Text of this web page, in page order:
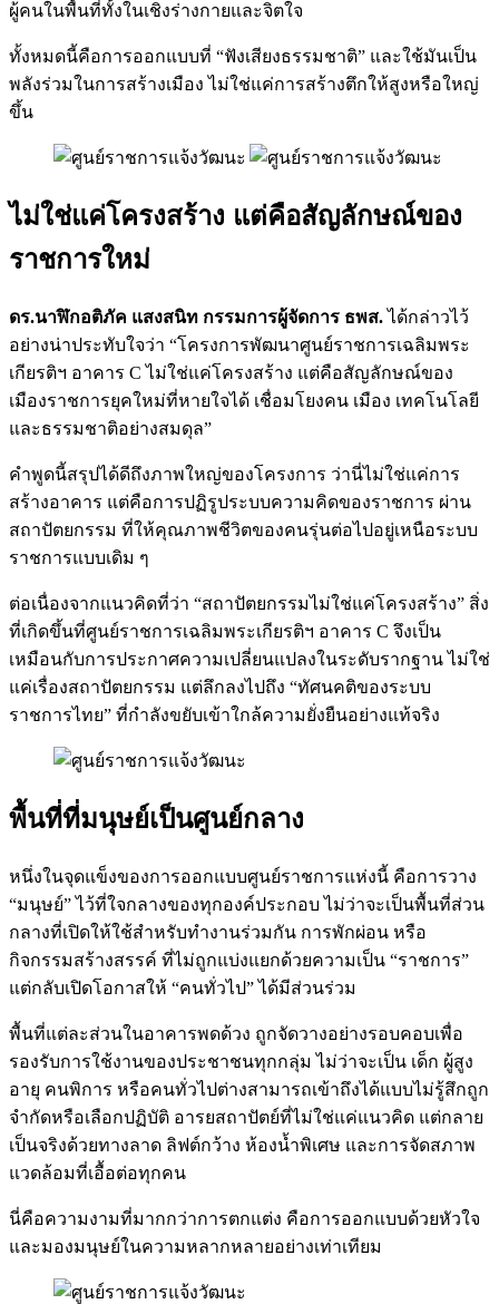
ผู้คนในพื้นที่ทั้งในเชิงร่างกายและจิตใจ
ทั้งหมดนี้คือการออกแบบที่ “ฟังเสียงธรรมชาติ” และใช้มันเป็น
พลังร่วมในการสร้างเมือง ไม่ใช่แค่การสร้างตึกให้สูงหรือใหญ่
ขึ้น
ไม่ใช่แค่โครงสร้าง แต่คือสัญลักษณ์ของ
ราชการใหม่
ดร.นาฬิกอติภัค แสงสนิท กรรมการผู้จัดการ ธพส.ได้กล่าวไว้
อย่างน่าประทับใจว่า “โครงการพัฒนาศูนย์ราชการเฉลิมพระ
เกียรติฯ อาคาร C ไม่ใช่แค่โครงสร้าง แต่คือสัญลักษณ์ของ
เมืองราชการยุคใหม่ที่หายใจได้ เชื่อมโยงคน เมือง เทคโนโลยี
และธรรมชาติอย่างสมดุล”
คำพูดนี้สรุปได้ดีถึงภาพใหญ่ของโครงการ ว่านี่ไม่ใช่แค่การ
สร้างอาคาร แต่คือการปฏิรูประบบความคิดของราชการ ผ่าน
สถาปัตยกรรม ที่ให้คุณภาพชีวิตของคนรุ่นต่อไปอยู่เหนือระบบ
ราชการแบบเดิม ๆ
ต่อเนื่องจากแนวคิดที่ว่า “สถาปัตยกรรมไม่ใช่แค่โครงสร้าง” สิ่ง
ที่เกิดขึ้นที่ศูนย์ราชการเฉลิมพระเกียรติฯ อาคาร C จึงเป็น
เหมือนกับการประกาศความเปลี่ยนแปลงในระดับรากฐาน ไม่ใช่
แค่เรื่องสถาปัตยกรรม แต่ลึกลงไปถึง “ทัศนคติของระบบ
ราชการไทย” ที่กำลังขยับเข้าใกล้ความยั่งยืนอย่างแท้จริง
พื้นที่ที่มนุษย์เป็นศูนย์กลาง
หนึ่งในจุดแข็งของการออกแบบศูนย์ราชการแห่งนี้ คือการวาง
“มนุษย์” ไว้ที่ใจกลางของทุกองค์ประกอบ ไม่ว่าจะเป็นพื้นที่ส่วน
กลางที่เปิดให้ใช้สำหรับทำงานร่วมกัน การพักผ่อน หรือ
กิจกรรมสร้างสรรค์ ที่ไม่ถูกแบ่งแยกด้วยความเป็น “ราชการ”
แต่กลับเปิดโอกาสให้ “คนทั่วไป” ได้มีส่วนร่วม
พื้นที่แต่ละส่วนในอาคารพดด้วง ถูกจัดวางอย่างรอบคอบเพื่อ
รองรับการใช้งานของประชาชนทุกกลุ่ม ไม่ว่าจะเป็น เด็ก ผู้สูง
อายุ คนพิการ หรือคนทั่วไปต่างสามารถเข้าถึงได้แบบไม่รู้สึกถูก
จำกัดหรือเลือกปฏิบัติ อารยสถาปัตย์ที่ไม่ใช่แค่แนวคิด แต่กลาย
เป็นจริงด้วยทางลาด ลิฟต์กว้าง ห้องน้ำพิเศษ และการจัดสภาพ
แวดล้อมที่เอื้อต่อทุกคน
นี่คือความงามที่มากกว่าการตกแต่ง คือการออกแบบด้วยหัวใจ
และมองมนุษย์ในความหลากหลายอย่างเท่าเทียม